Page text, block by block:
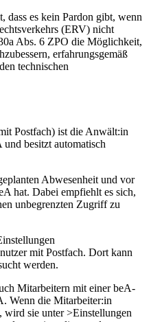
dass es kein Pardon gibt, wenn
(ERV) nicht
Abs. 6 ZPO die Möglichkeit,
erfahrungsgemäß
technischen
Postfach) ist die Anwält:in
besitzt automatisch
Abwesenheit und vor
hat. Dabei empfiehlt es sich,
unbegrenzten Zugriff zu
mit Postfach. Dort kann
werden.
Mitarbeitern mit einer beA-
Wenn die Mitarbeiter:in
sie unter >Einstellungen